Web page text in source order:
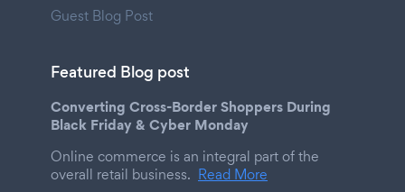
Guest Blog Post
Featured Blog post
Converting Cross-Border Shoppers During
Black Friday & Cyber Monday
Online commerce is an integral part of the
overall retail business. Read More